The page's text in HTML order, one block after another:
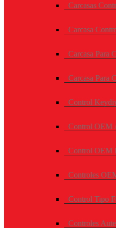
Carcasas
Carcasa
Carcasa Para
Carcasa Para
Control
Control OEM
Control OEM
Controles
Control Tipo
Controles